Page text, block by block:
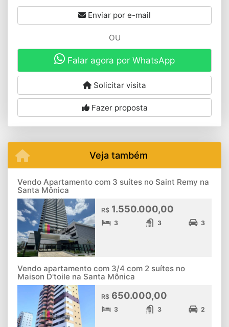
Enviar por e-mail
OU
Falar agora por WhatsApp
Solicitar visita
Fazer proposta
Veja também
Vendo Apartamento com 3 suítes no Saint Remy na
Santa Mônica
R$ 1.550.000,00
3 3 3
Vendo apartamento com 3/4 com 2 suítes no
Maison D'toile na Santa Mônica
R$ 650.000,00
3 3 2